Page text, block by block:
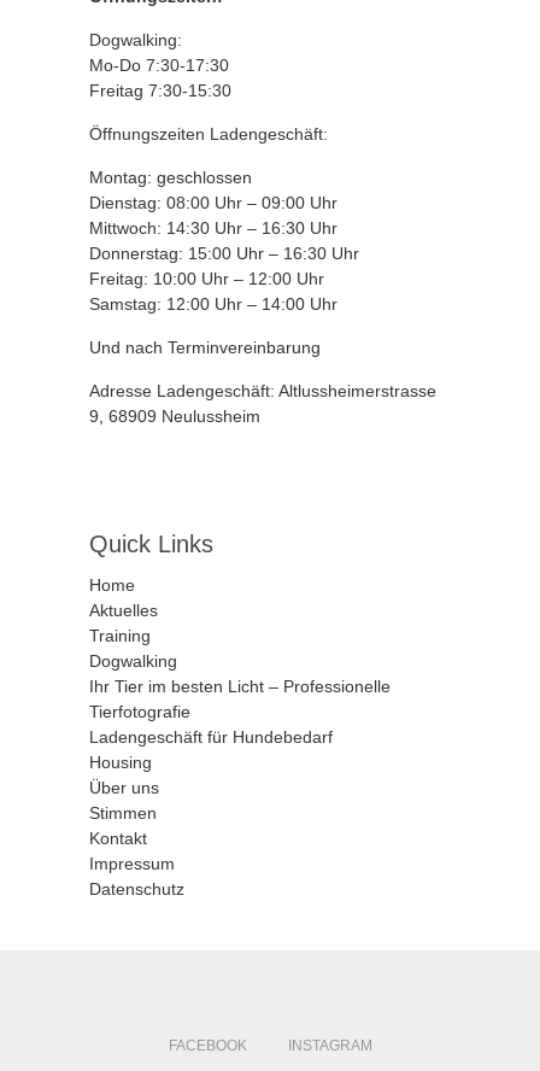
Dogwalking:
Mo-Do 7:30-17:30
Freitag 7:30-15:30
Öffnungszeiten Ladengeschäft:
Montag: geschlossen
Dienstag: 08:00 Uhr – 09:00 Uhr
Mittwoch: 14:30 Uhr – 16:30 Uhr
Donnerstag: 15:00 Uhr – 16:30 Uhr
Freitag: 10:00 Uhr – 12:00 Uhr
Samstag: 12:00 Uhr – 14:00 Uhr
Und nach Terminvereinbarung
Adresse Ladengeschäft: Altlussheimerstrasse
9, 68909 Neulussheim
Quick Links
Home
Aktuelles
Training
Dogwalking
Ihr Tier im besten Licht – Professionelle
Tierfotografie
Ladengeschäft für Hundebedarf
Housing
Über uns
Stimmen
Kontakt
Impressum
Datenschutz
FACEBOOK INSTAGRAM